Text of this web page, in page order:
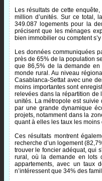
Les résultats de cette
million d’unités. Sur ce total,
349.087 logements pour la
précisent que les ménages
bien immobilier ou comptent
Les données communiquées
près de 65% de la population
que 86,5% de la demande en
monde rural. Au niveau
Casablanca-Settat avec une
moins importantes sont
relevées dans la répartition de
unités. La métropole est suivie
par une grande dynamique
projets, notamment dans la
quant à elles les taux les
Ces résultats montrent
recherche d’un logement
trouver le foncier adéquat, qui
rural, où la demande en lots
appartements, avec un taux
n’intéressent que 34% des